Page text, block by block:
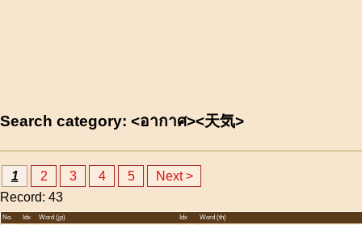
Search category: <อากาศ><天気>
1 2 3 4 5
Next >
Record: 43
No. Idx Word (jp) Idx Word (th)